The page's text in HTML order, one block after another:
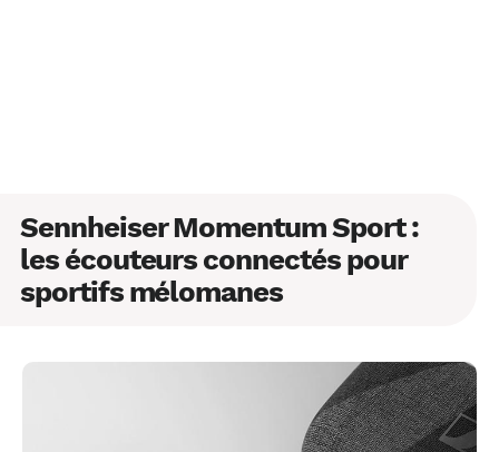
Sennheiser Momentum Sport :
les écouteurs connectés pour
sportifs mélomanes